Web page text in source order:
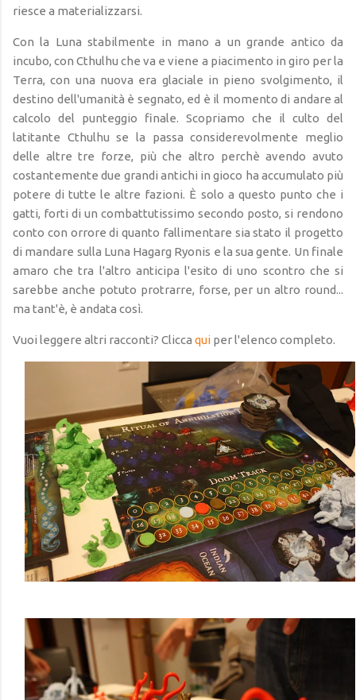
riesce a materializzarsi.
Con la Luna stabilmente in mano a un grande antico da
incubo, con Cthulhu che va e viene a piacimento in giro per la
Terra, con una nuova era glaciale in pieno svolgimento, il
destino dell'umanità è segnato, ed è il momento di andare al
calcolo del punteggio finale. Scopriamo che il culto del
latitante Cthulhu se la passa considerevolmente meglio
delle altre tre forze, più che altro perchè avendo avuto
costantemente due grandi antichi in gioco ha accumulato più
potere di tutte le altre fazioni. È solo a questo punto che i
gatti, forti di un combattutissimo secondo posto, si rendono
conto con orrore di quanto fallimentare sia stato il progetto
di mandare sulla Luna Hagarg Ryonis e la sua gente. Un finale
amaro che tra l'altro anticipa l'esito di uno scontro che si
sarebbe anche potuto protrarre, forse, per un altro round...
ma tant'è, è andata così.
Vuoi leggere altri racconti? Clicca qui per l'elenco completo.